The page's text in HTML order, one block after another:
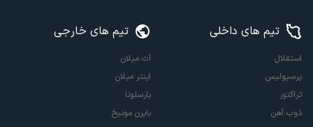
تیم های داخلی
استقلال
پرسپولیس
تراکتور
ذوب آهن
تیم های خارجی
آث میلان
اینتر میلان
بارسلونا
بایرن مونیخ